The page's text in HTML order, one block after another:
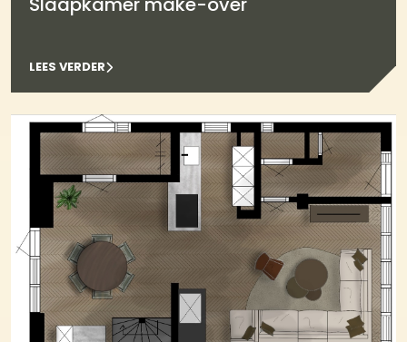
LEES VERDER